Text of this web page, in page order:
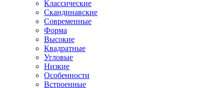
Классические
Скандинавские
Современные
Форма
Высокие
Квадратные
Угловые
Низкие
Особенности
Встроенные